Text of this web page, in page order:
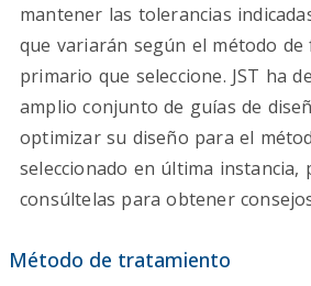
mantener las tolerancias
que variarán según el método de
primario que seleccione. JST ha
amplio conjunto de guías de
optimizar su diseño para el
seleccionado en última instancia,
consúltelas para obtener
Método de tratamiento